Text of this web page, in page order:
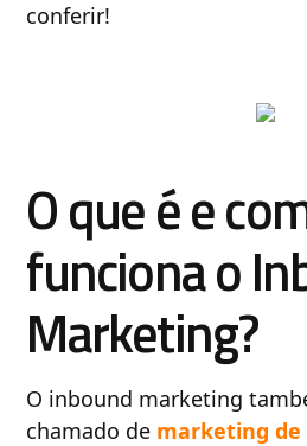
conferir!
O que é e
funciona o
Marketing?
O inbound marketing
chamado de marketing de